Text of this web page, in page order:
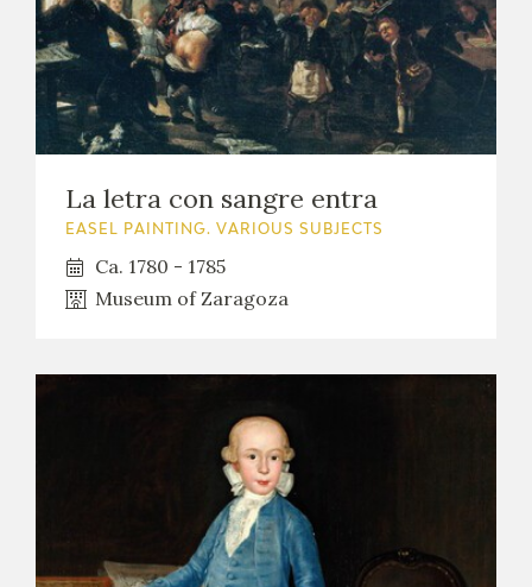
CORPORATE ACTION
SEDE
CONTACT
EXPOSICIONES
FRANCISCO DE GOYA
La letra con sangre entra
EASEL PAINTING. VARIOUS SUBJECTS
Ca. 1780 - 1785
Museum of Zaragoza